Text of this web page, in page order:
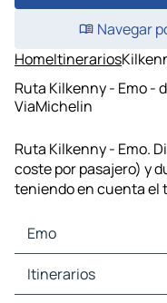
Navegar
HomeItinerarios
Ruta Kilkenny - Emo -
ViaMichelin
Ruta Kilkenny - Emo.
coste por pasajero) y
teniendo en cuenta el
Emo
Emo Mapas Planos
Emo Trafico
Itinerarios